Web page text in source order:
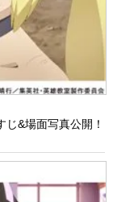
&場面写真公開！